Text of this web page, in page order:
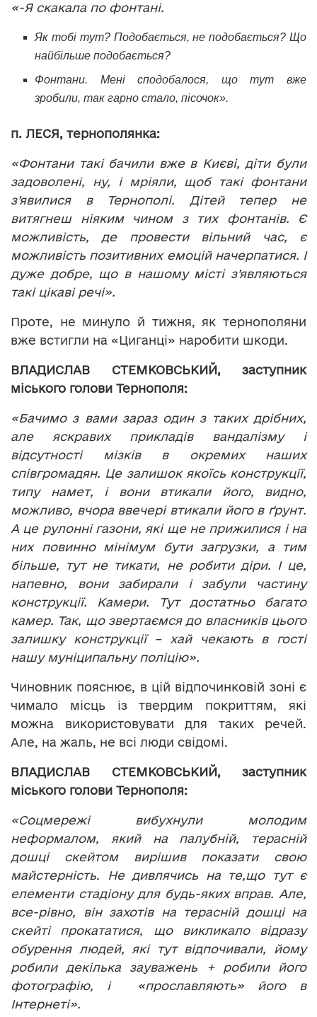
«-Я скакала по фонтані.
Як тобі тут? Подобається, не подобається? Що
найбільше подобається?
Фонтани. Мені сподобалося, що тут вже
зробили, так гарно стало, пісочок».
п. ЛЕСЯ, тернополянка:
«Фонтани такі бачили вже в Києві, діти були
задоволені, ну, і мріяли, щоб такі фонтани
з’явилися в Тернополі. Дітей тепер не
витягнеш ніяким чином з тих фонтанів. Є
можливість, де провести вільний час, є
можливість позитивних емоцій начерпатися. І
дуже добре, що в нашому місті з’являються
такі цікаві речі».
Проте, не минуло й тижня, як тернополяни
вже встигли на «Циганці» наробити шкоди.
ВЛАДИСЛАВ СТЕМКОВСЬКИЙ, заступник
міського голови Тернополя:
«Бачимо з вами зараз один з таких дрібних,
але яскравих прикладів вандалізму і
відсутності мізків в окремих наших
співгромадян. Це залишок якоїсь конструкції,
типу намет, і вони втикали його, видно,
можливо, вчора ввечері втикали його в ґрунт.
А це рулонні газони, які ще не прижилися і на
них повинно мінімум бути загрузки, а тим
більше, тут не тикати, не робити діри. І це,
напевно, вони забирали і забули частину
конструкції. Камери. Тут достатньо багато
камер. Так, що звертаємся до власників цього
залишку конструкції – хай чекають в гості
нашу муніципальну поліцію».
Чиновник пояснює, в цій відпочинковій зоні є
чимало місць із твердим покриттям, які
можна використовувати для таких речей.
Але, на жаль, не всі люди свідомі.
ВЛАДИСЛАВ СТЕМКОВСЬКИЙ, заступник
міського голови Тернополя:
«Соцмережі вибухнули молодим
неформалом, який на палубній, терасній
дошці скейтом вирішив показати свою
майстерність. Не дивлячись на те,що тут є
елементи стадіону для будь-яких вправ. Але,
все-рівно, він захотів на терасній дошці на
скейті прокататися, що викликало відразу
обурення людей, які тут відпочивали, йому
робили декілька зауважень + робили його
фотографію, і «прославляють» його в
Інтернеті».